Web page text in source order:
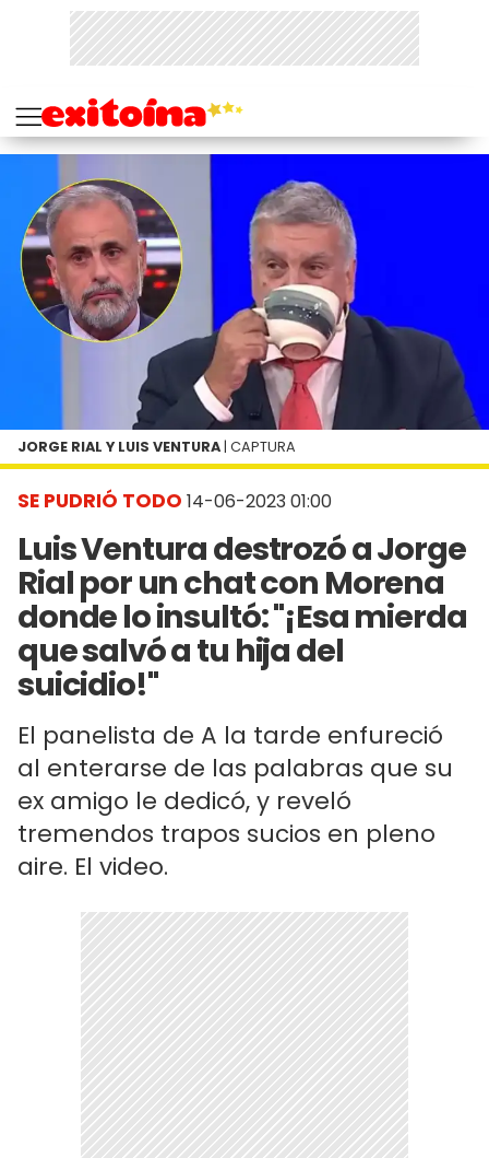
SE PUDRIÓ TODO 14-06-2023 01:00
Luis Ventura destrozó a Jorge
Rial por un chat con Morena
donde lo insultó: "¡Esa mierda
que salvó a tu hija del
suicidio!"
El panelista de A la tarde enfureció
al enterarse de las palabras que su
ex amigo le dedicó, y reveló
tremendos trapos sucios en pleno
aire. El video.
JORGE RIAL Y LUIS VENTURA | CAPTURA